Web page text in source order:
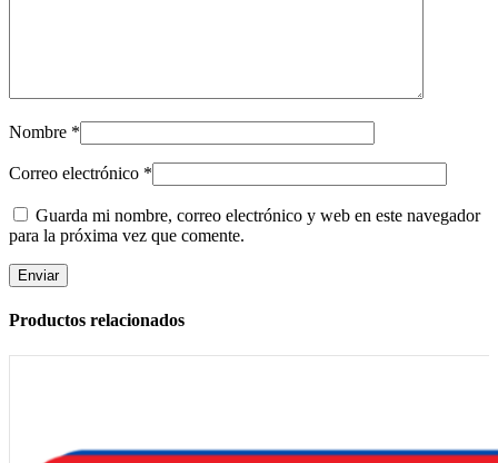
Nombre *
Correo electrónico *
Guarda mi nombre, correo electrónico y web en este navegador
para la próxima vez que comente.
Productos relacionados